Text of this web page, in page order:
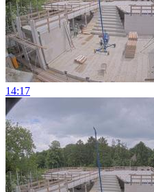
14:17